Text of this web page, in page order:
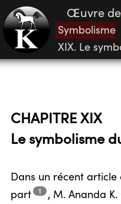
Œuvre de
Symbolisme
XIX. Le
CHAPITRE XIX
Le symbolisme
Dans un récent article
part
1 , M. Ananda